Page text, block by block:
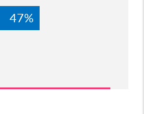
47%